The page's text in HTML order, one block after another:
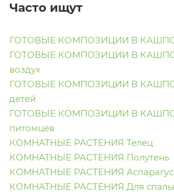
Часто ищут
ГОТОВЫЕ КОМПОЗИЦИИ В КАШПО
ГОТОВЫЕ КОМПОЗИЦИИ В
воздух
ГОТОВЫЕ КОМПОЗИЦИИ В КАШПО
детей
ГОТОВЫЕ КОМПОЗИЦИИ В КАШПО
питомцев
КОМНАТНЫЕ РАСТЕНИЯ Телец
КОМНАТНЫЕ РАСТЕНИЯ Полутень
КОМНАТНЫЕ РАСТЕНИЯ Аспарагус
КОМНАТНЫЕ РАСТЕНИЯ Для